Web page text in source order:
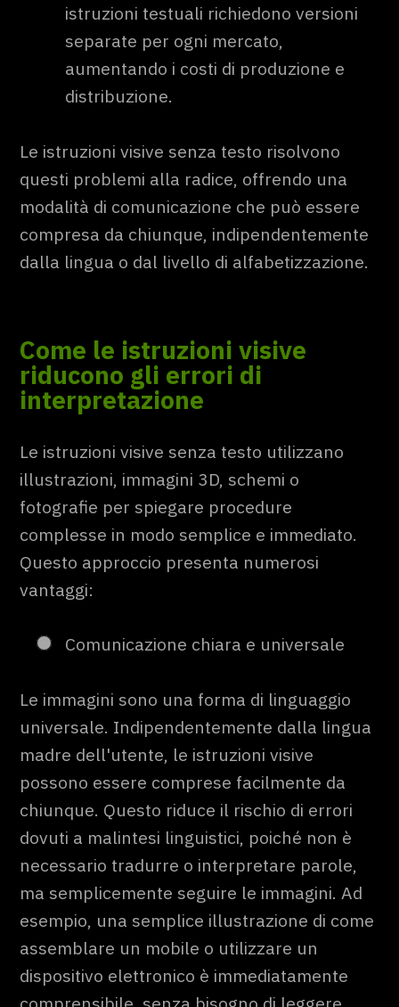
istruzioni testuali richiedono versioni
separate per ogni mercato,
aumentando i costi di produzione e
distribuzione.
Le istruzioni visive senza testo risolvono
questi problemi alla radice, offrendo una
modalità di comunicazione che può essere
compresa da chiunque, indipendentemente
dalla lingua o dal livello di alfabetizzazione.
Come le istruzioni visive
riducono gli errori di
interpretazione
Le istruzioni visive senza testo utilizzano
illustrazioni, immagini 3D, schemi o
fotografie per spiegare procedure
complesse in modo semplice e immediato.
Questo approccio presenta numerosi
vantaggi:
Comunicazione chiara e universale
Le immagini sono una forma di linguaggio
universale. Indipendentemente dalla lingua
madre dell'utente, le istruzioni visive
possono essere comprese facilmente da
chiunque. Questo riduce il rischio di errori
dovuti a malintesi linguistici, poiché non è
necessario tradurre o interpretare parole,
ma semplicemente seguire le immagini. Ad
esempio, una semplice illustrazione di come
assemblare un mobile o utilizzare un
dispositivo elettronico è immediatamente